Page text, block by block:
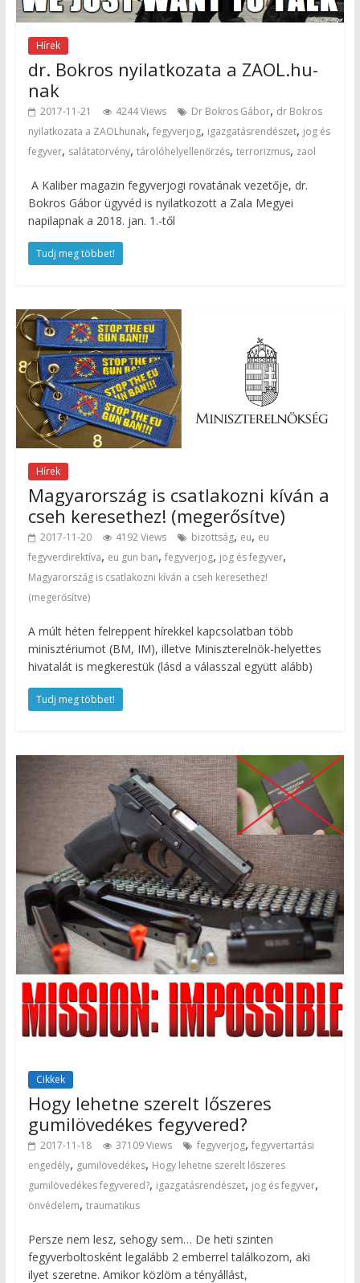
Hírek
dr. Bokros nyilatkozata a ZAOL.hu-
nak
2017-11-21 4244 Views Dr Bokros Gábor, dr Bokros
nyilatkozata a ZAOLhunak, fegyverjog, igazgatásrendészet, jog és
fegyver, salátatörvény, tárolóhelyellenőrzés, terrorizmus, zaol
A Kaliber magazin fegyverjogi rovatának vezetője, dr.
Bokros Gábor ügyvéd is nyilatkozott a Zala Megyei
napilapnak a 2018. jan. 1.-től
Tudj meg többet!
Hírek
Magyarország is csatlakozni kíván a
cseh keresethez! (megerősítve)
2017-11-20 4192 Views bizottság, eu, eu
fegyverdirektíva, eu gun ban, fegyverjog, jog és fegyver,
Magyarország is csatlakozni kíván a cseh keresethez!
(megerősítve)
A múlt héten felreppent hírekkel kapcsolatban több
minisztériumot (BM, IM), illetve Miniszterelnök-helyettes
hivatalát is megkerestük (lásd a válasszal együtt alább)
Tudj meg többet!
Cikkek
Hogy lehetne szerelt lőszeres
gumilövedékes fegyvered?
2017-11-18 37109 Views fegyverjog, fegyvertartási
engedély, gumilövedékes, Hogy lehetne szerelt lőszeres
gumilövedékes fegyvered?, igazgatásrendészet, jog és fegyver,
önvédelem, traumatikus
Persze nem lesz, sehogy sem… De heti szinten
fegyverboltosként legalább 2 emberrel találkozom, aki
ilyet szeretne. Amikor közlöm a tényállást,